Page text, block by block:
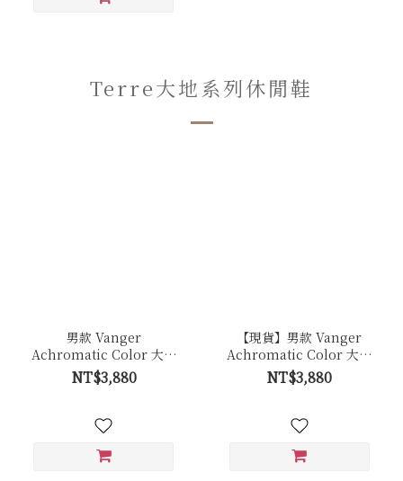
Terre大地系列休閒鞋
男款 Vanger
Achromatic Color 大地
原色休閒鞋－Ca001卵石
白色(牛皮拼接反毛皮)
NT$3,880
【現貨】男款 Vanger
Achromatic Color 大地
原色休閒鞋－Ca001皚白
色(牛皮)
NT$3,880